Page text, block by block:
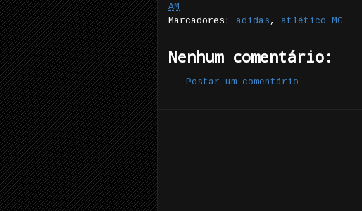
AM
Marcadores: adidas , atlético MG
Nenhum comentário:
Postar um comentário